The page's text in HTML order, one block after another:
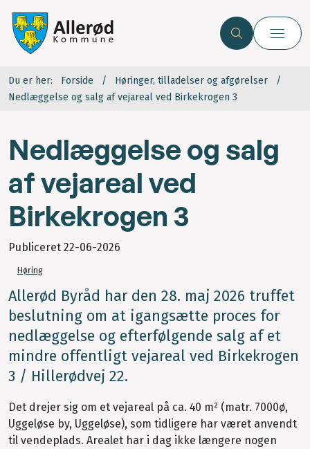
Du er her: Forside
Høringer, tilladelser og afgørelser
Nedlæggelse og salg af vejareal ved Birkekrogen 3
Nedlæggelse og salg
af vejareal ved
Birkekrogen 3
Publiceret 22-06-2026
Høring
Allerød Byråd har den 28. maj 2026 truffet
beslutning om at igangsætte proces for
nedlæggelse og efterfølgende salg af et
mindre offentligt vejareal ved Birkekrogen
3 / Hillerødvej 22.
Det drejer sig om et vejareal på ca. 40 m² (matr. 7000ø,
Uggeløse by, Uggeløse), som tidligere har været anvendt
til vendeplads. Arealet har i dag ikke længere nogen